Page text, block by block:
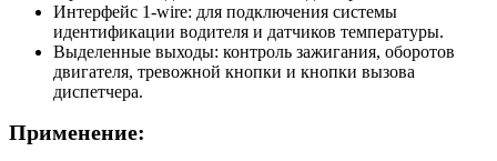
Интерфейс 1-wire: для подключения системы
идентификации водителя и датчиков температуры.
Выделенные выходы: контроль зажигания, оборотов
двигателя, тревожной кнопки и кнопки вызова
диспетчера.
Применение: